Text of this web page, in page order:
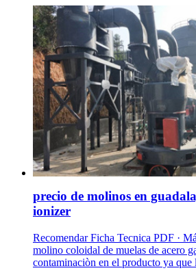
precio de molinos en
ionizer
Recomendar Ficha Tecnica PDF ·
molino coloidal de muelas de acero
contaminaciòn en el producto ya que